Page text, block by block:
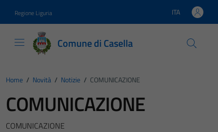
Regione Liguria Lingua attiva:
ITA
Comune di Casella
Home / Novità / Notizie / COMUNICAZIONE
COMUNICAZIONE
COMUNICAZIONE